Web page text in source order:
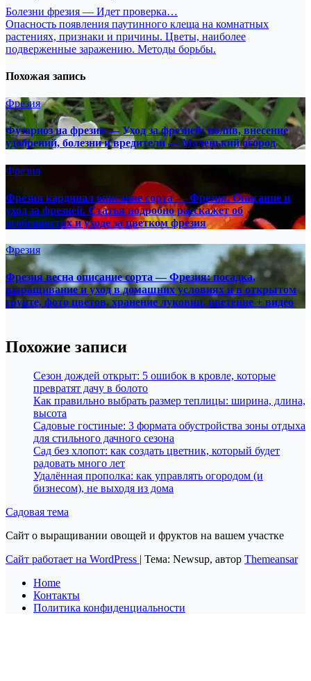
Навигация
по
записям
Болезни фрезия — Идет проверка…
Опасность появления паутинного клеща на комнатных
растениях, признаки и причины. Цветы, наиболее
подверженные заражению. Методы борьбы.
Похожая запись
Фрезия
Фузариоз на фрезии — Уход за фрезией: полив, внесение
удобрений, болезни и вредители — Маленький огород
Фрезия
Фрезия кардинал описание сорта — Фрезия. Описание и
уход за фрезией. Статья подробно расскажет об
особенностях и уходе за цветком фрезия
Фрезия
Фрезия весна описание сорта — Фрезия: посадка,
выращивание и уход в домашних условиях и в открытом
грунте, фото цветов, хранение луковиц, цветение + видео
Похожие записи
Сезон дождей открыт: 5 ошибок в кровле, которые
превратят дачу в болото
Как правильно выбрать размер теплицы: ширина, длина,
высота
Садовые гостиные: 3 формата обустройства зоны отдыха
для стильного дачного сезона
Сад без хлопот: как создать цветник, который будет
радовать много лет
Удалённая прополка: как управлять огородом (и
бизнесом), не выходя из дома
Садовая тема
Сайт о выращивании овощей и фруктов на вашем участке
Сайт работает на WordPress | Тема: Newsup, автор Themeansar
Home
Контакты
Политика конфиденциальности